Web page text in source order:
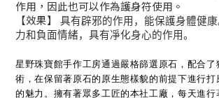
作用，因此也可以作為護身符使用。
【效果】 具有辟邪的作用，能保護身體健
力和負面情緒，具有凈化身心的作用。
星野珠寶館手作工房通過嚴格篩選原石，配合了
術，在保留著原石的原生態樣貌的前提下進行打
的魅力。擁有著眾多工匠的本社工廠，每天進行